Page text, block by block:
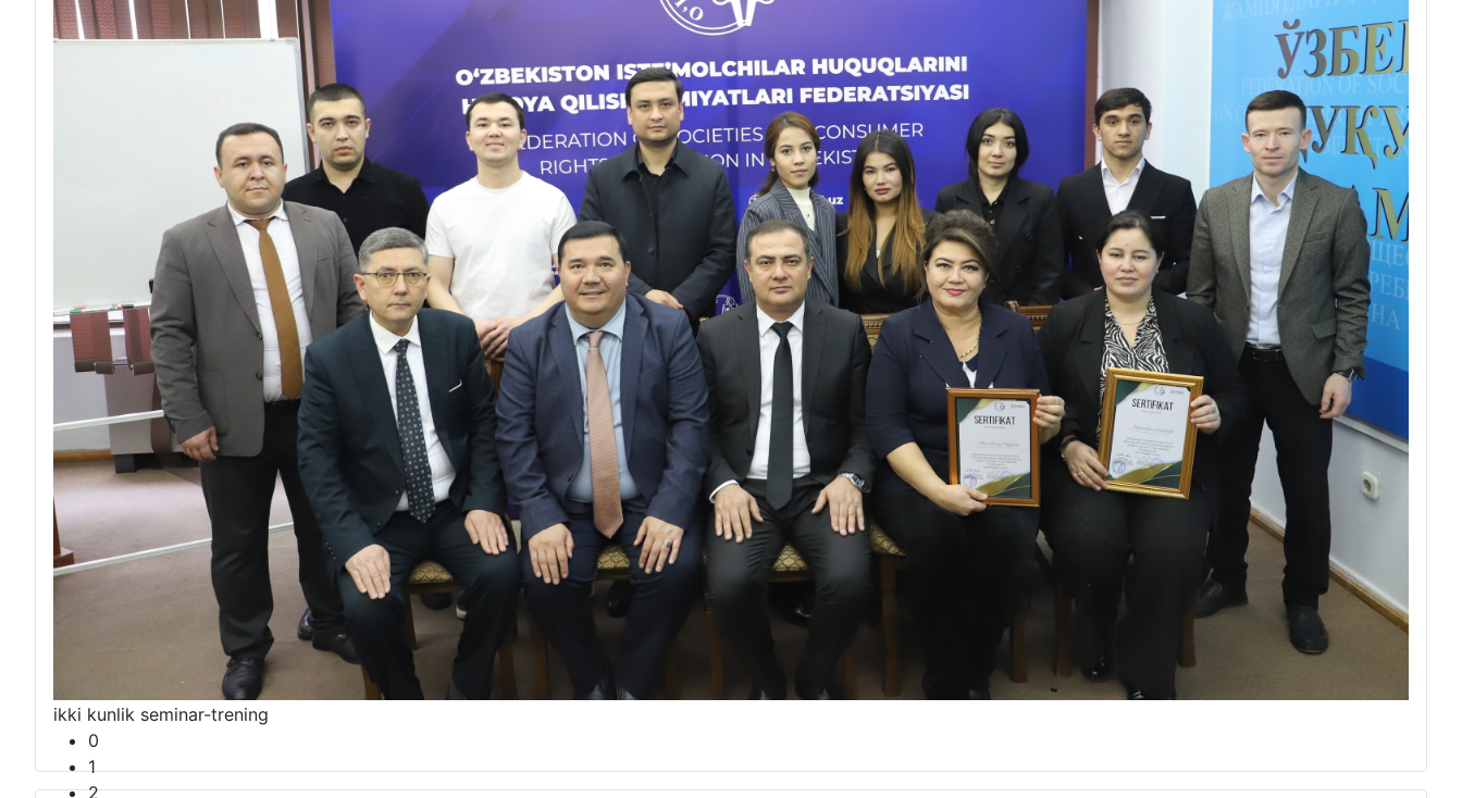
“Sunʼiy idrok davrida axborot xizmati trendlari va yangi ko‘nikmalar” mavzusida
ikki kunlik seminar-trening
0
1
2